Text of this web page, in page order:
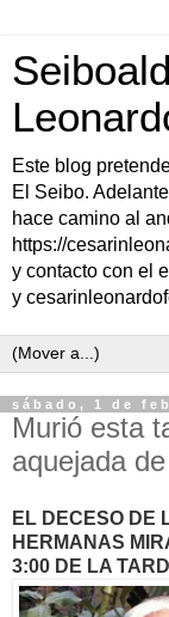
Este blog
El Seibo.
hace camino al
https://
y contacto con el
y
sábado, 1 de
Murió esta
aquejada
EL DECESO DE
HERMANAS
3:00 DE LA